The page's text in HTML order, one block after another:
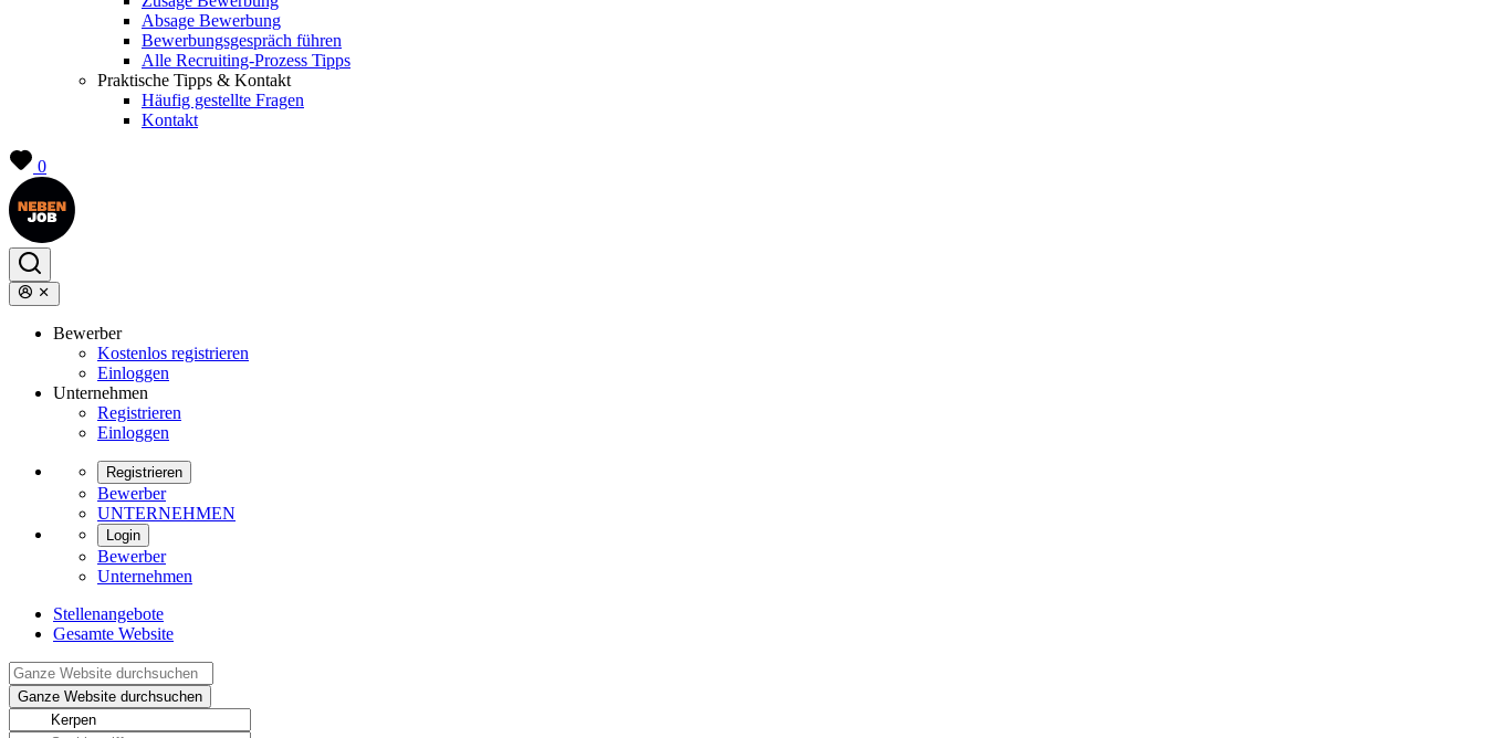
Absage Bewerbung
Bewerbungsgespräch führen
Alle Recruiting-Prozess Tipps
Praktische Tipps & Kontakt
Häufig gestellte Fragen
Kontakt
0
Bewerber
Kostenlos registrieren
Einloggen
Unternehmen
Registrieren
Einloggen
Registrieren
Bewerber
UNTERNEHMEN
Login
Bewerber
Unternehmen
Stellenangebote
Gesamte Website